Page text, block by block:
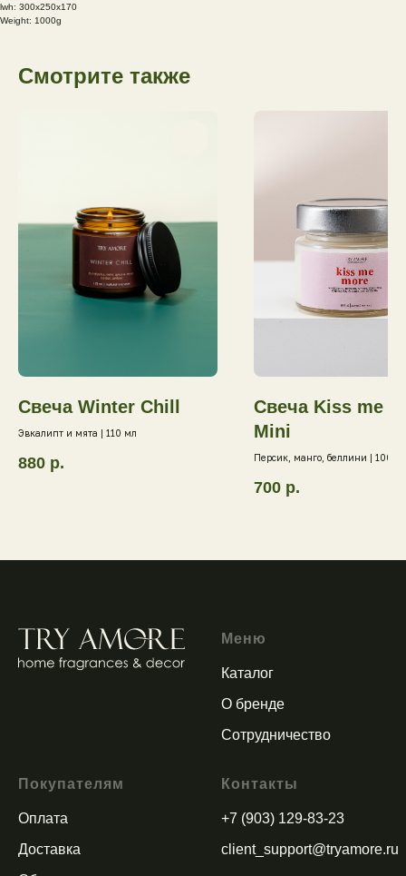
lwh: 300x250x170
Weight: 1000g
Смотрите также
Свеча Winter Chill
Эвкалипт и мята | 110 мл
880 р.
Свеча Kiss me
Mini
Персик, манго, беллини | 100
700 р.
Меню
Каталог
О бренде
Сотрудничество
Покупателям
Оплата
Доставка
Контакты
+7 (903) 129-83-23
client_support@tryamore.ru